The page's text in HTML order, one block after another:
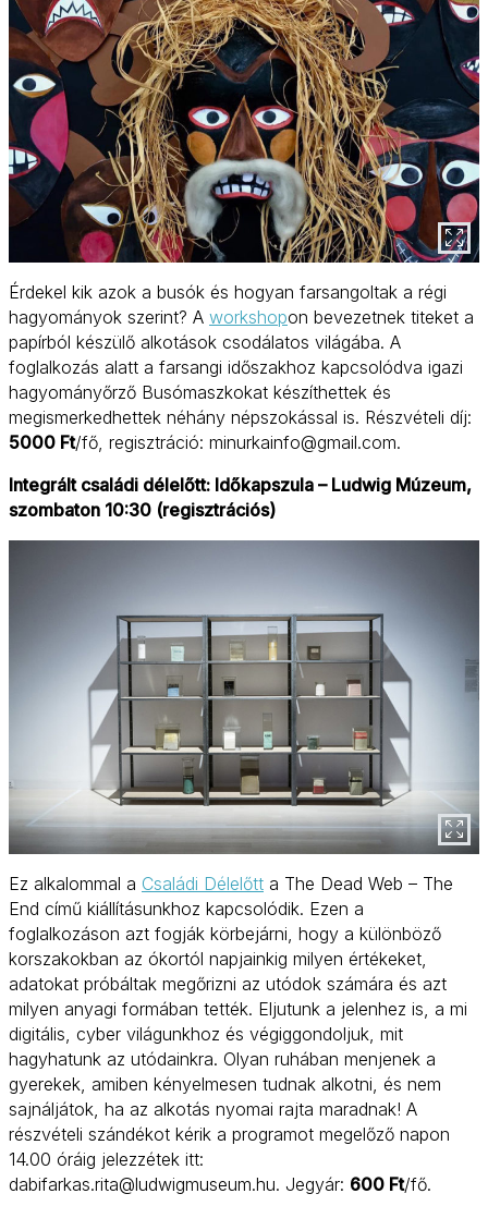
Érdekel kik azok a busók és hogyan farsangoltak a régi
hagyományok szerint? A workshopon bevezetnek titeket a
papírból készülő alkotások csodálatos világába. A
foglalkozás alatt a farsangi időszakhoz kapcsolódva igazi
hagyományőrző Busómaszkokat készíthettek és
megismerkedhettek néhány népszokással is. Részvételi díj:
5000 Ft/fő, regisztráció: minurkainfo@gmail.com.
Integrált családi délelőtt: Időkapszula – Ludwig Múzeum,
szombaton 10:30 (regisztrációs)
Ez alkalommal a Családi Délelőtt a The Dead Web – The
End című kiállításunkhoz kapcsolódik. Ezen a
foglalkozáson azt fogják körbejárni, hogy a különböző
korszakokban az ókortól napjainkig milyen értékeket,
adatokat próbáltak megőrizni az utódok számára és azt
milyen anyagi formában tették. Eljutunk a jelenhez is, a mi
digitális, cyber világunkhoz és végiggondoljuk, mit
hagyhatunk az utódainkra. Olyan ruhában menjenek a
gyerekek, amiben kényelmesen tudnak alkotni, és nem
sajnáljátok, ha az alkotás nyomai rajta maradnak! A
részvételi szándékot kérik a programot megelőző napon
14.00 óráig jelezzétek itt:
dabifarkas.rita@ludwigmuseum.hu. Jegyár: 600 Ft/fő.